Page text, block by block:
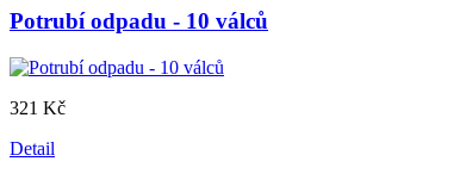
Potrubí odpadu - 10 válců
321 Kč
Detail